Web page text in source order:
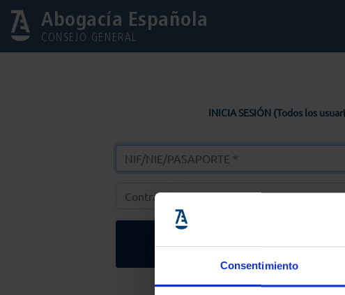
Consentimiento
Abogacía Española
CONSEJO GENERAL
INICIA SESIÓN (Todos los
Entrar
Solicitar Contraseña